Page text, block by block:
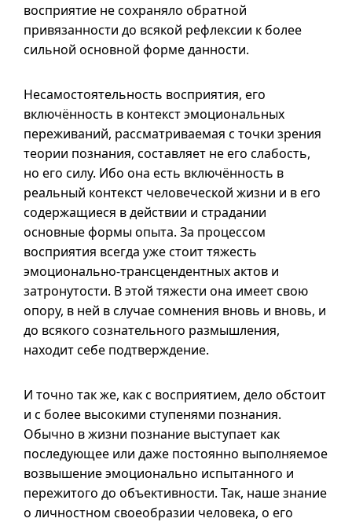
восприятие не сохраняло обратной
привязанности до всякой рефлексии к более
сильной основной форме данности.
Несамостоятельность восприятия, его
включённость в контекст эмоциональных
переживаний, рассматриваемая с точки зрения
теории познания, составляет не его слабость,
но его силу. Ибо она есть включённость в
реальный контекст человеческой жизни и вего
содержащиеся в действии и страдании
основные формы опыта. За процессом
восприятия всегда уже стоит тяжесть
эмоционально-трансцендентных актов и
затронутости. В этой тяжести она имеет свою
опору, в ней в случае сомнения вновь и вновь, и
до всякого сознательного размышления,
находит себе подтверждение.
И точно так же, как с восприятием, дело обстоит
и с более высокими ступенями познания.
Обычно в жизни познание выступает как
последующее или даже постоянно выполняемое
возвышение эмоционально испытанного и
пережитого до объективности. Так, наше знание
о личностном своеобразии человека, о его